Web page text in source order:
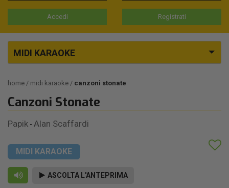
Accedi Registrati
MIDI KARAOKE
home midi karaoke canzoni stonate
Canzoni Stonate
Papik - Alan Scaffardi
MIDI KARAOKE
ASCOLTA L'ANTEPRIMA